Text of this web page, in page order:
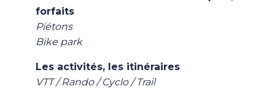
forfaits
Piétons
Bike park
Les activités, les itinéraires
VTT / Rando / Cyclo / Trail